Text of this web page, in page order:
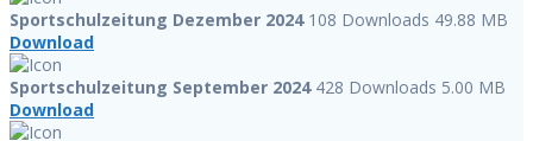
Sportschulzeitung Dezember 2024 108 Downloads 49.88 MB
Download
Sportschulzeitung September 2024 428 Downloads 5.00 MB
Download